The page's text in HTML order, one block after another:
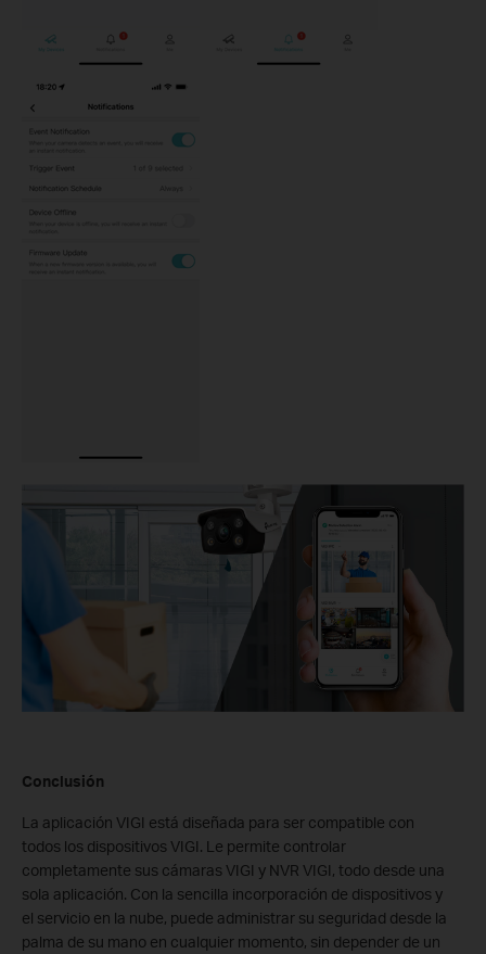
Conclusión
La aplicación VIGI está diseñada para ser compatible con
todos los dispositivos VIGI. Le permite controlar
completamente sus cámaras VIGI y NVR VIGI, todo desde una
sola aplicación. Con la sencilla incorporación de dispositivos y
el servicio en la nube, puede administrar su seguridad desde la
palma de su mano en cualquier momento, sin depender de un